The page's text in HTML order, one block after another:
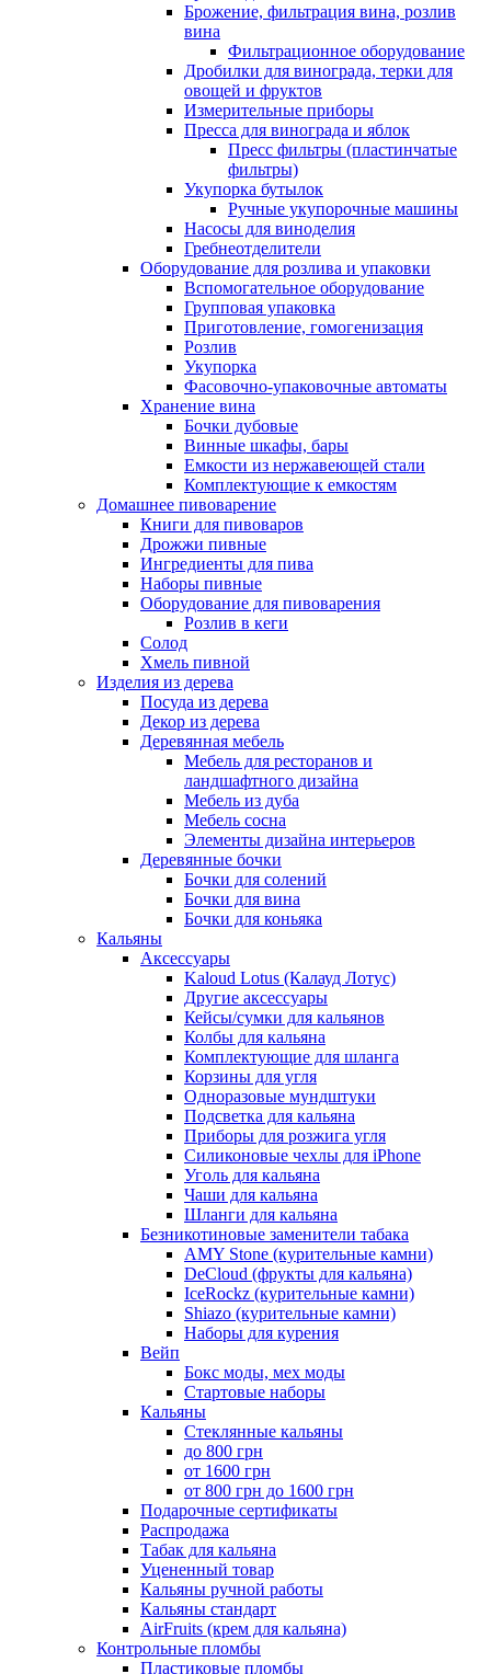
Брожение, фильтрация вина, розлив
вина
Фильтрационное оборудование
Дробилки для винограда, терки для
овощей и фруктов
Измерительные приборы
Пресса для винограда и яблок
Пресс фильтры (пластинчатые
фильтры)
Укупорка бутылок
Ручные укупорочные машины
Насосы для виноделия
Гребнеотделители
Оборудование для розлива и упаковки
Вспомогательное оборудование
Групповая упаковка
Приготовление, гомогенизация
Розлив
Укупорка
Фасовочно-упаковочные автоматы
Хранение вина
Бочки дубовые
Винные шкафы, бары
Емкости из нержавеющей стали
Комплектующие к емкостям
Домашнее пивоварение
Книги для пивоваров
Дрожжи пивные
Ингредиенты для пива
Наборы пивные
Оборудование для пивоварения
Розлив в кеги
Солод
Хмель пивной
Изделия из дерева
Посуда из дерева
Декор из дерева
Деревянная мебель
Мебель для ресторанов и
ландшафтного дизайна
Мебель из дуба
Мебель сосна
Элементы дизайна интерьеров
Деревянные бочки
Бочки для солений
Бочки для вина
Бочки для коньяка
Кальяны
Аксессуары
Kaloud Lotus (Калауд Лотус)
Другие аксессуары
Кейсы/сумки для кальянов
Колбы для кальяна
Комплектующие для шланга
Корзины для угля
Одноразовые мундштуки
Подсветка для кальяна
Приборы для розжига угля
Силиконовые чехлы для iPhone
Уголь для кальяна
Чаши для кальяна
Шланги для кальяна
Безникотиновые заменители табака
AMY Stone (курительные камни)
DeCloud (фрукты для кальяна)
IceRockz (курительные камни)
Shiazo (курительные камни)
Наборы для курения
Вейп
Бокс моды, мех моды
Стартовые наборы
Кальяны
Стеклянные кальяны
до 800 грн
от 1600 грн
от 800 грн до 1600 грн
Подарочные сертификаты
Распродажа
Табак для кальяна
Уцененный товар
Кальяны ручной работы
Кальяны стандарт
AirFruits (крем для кальяна)
Контрольные пломбы
Пластиковые пломбы